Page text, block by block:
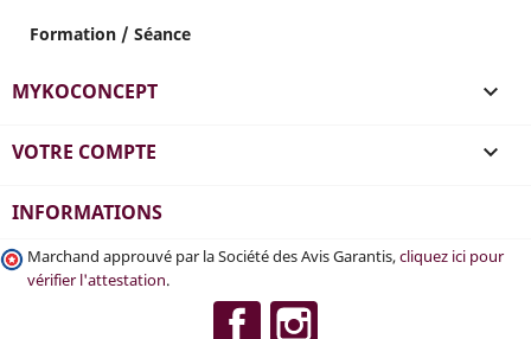
Formation / Séance
MYKOCONCEPT 
VOTRE COMPTE 
INFORMATIONS
Marchand approuvé par la Société des Avis Garantis,cliquez ici pour
vérifier l'attestation.
Facebook